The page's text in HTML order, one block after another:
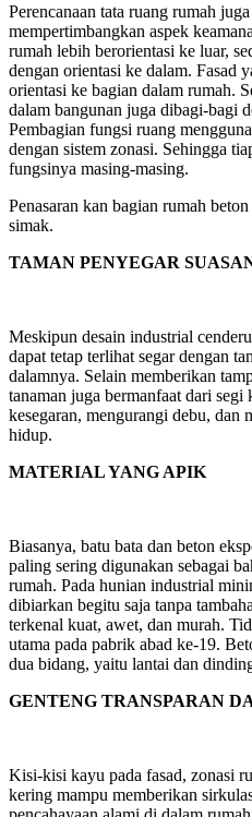
Perencanaan tata ruang rumah
mempertimbangkan aspek
rumah lebih berorientasi ke luar,
dengan orientasi ke dalam. Fasad
orientasi ke bagian dalam rumah.
dalam bangunan juga dibagi-bagi
Pembagian fungsi ruang
dengan sistem zonasi. Sehingga
fungsinya masing-masing.
Penasaran kan bagian rumah
simak.
TAMAN PENYEGAR
Meskipun desain industrial
dapat tetap terlihat segar dengan
dalamnya. Selain memberikan
tanaman juga bermanfaat dari segi
kesegaran, mengurangi debu, dan
hidup.
MATERIAL YANG APIK
Biasanya, batu bata dan beton
paling sering digunakan sebagai
rumah. Pada hunian industrial
dibiarkan begitu saja tanpa
terkenal kuat, awet, dan murah.
utama pada pabrik abad ke-19.
dua bidang, yaitu lantai dan
GENTENG TRANSPARAN
Kisi-kisi kayu pada fasad, zonasi
kering mampu memberikan